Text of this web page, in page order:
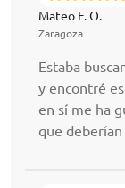
Mateo F. O.
Zaragoza
Estaba
y encontré
en sí me ha
que